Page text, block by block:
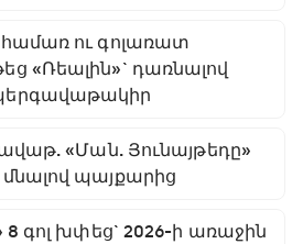
ու գոլառատ
«Ռեալին»` դառնալով
«Ման. Յունայթեդը»
պայքարից
գոլ խփեց` 2026-ի առաջին